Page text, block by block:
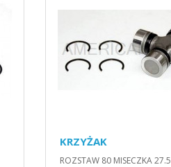
KRZYŻAK
ROZSTAW 80 MISECZKA 27.5